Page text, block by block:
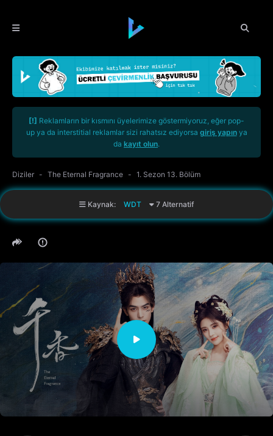
[!] Reklamların bir kısmını üyelerimize göstermiyoruz, eğer pop-
up ya da interstitial reklamlar sizi rahatsız ediyorsa giriş yapınya
da kayıt olun.
Diziler The Eternal Fragrance 1. Sezon 13. Bölüm
Kaynak: WDT 7 Alternatif